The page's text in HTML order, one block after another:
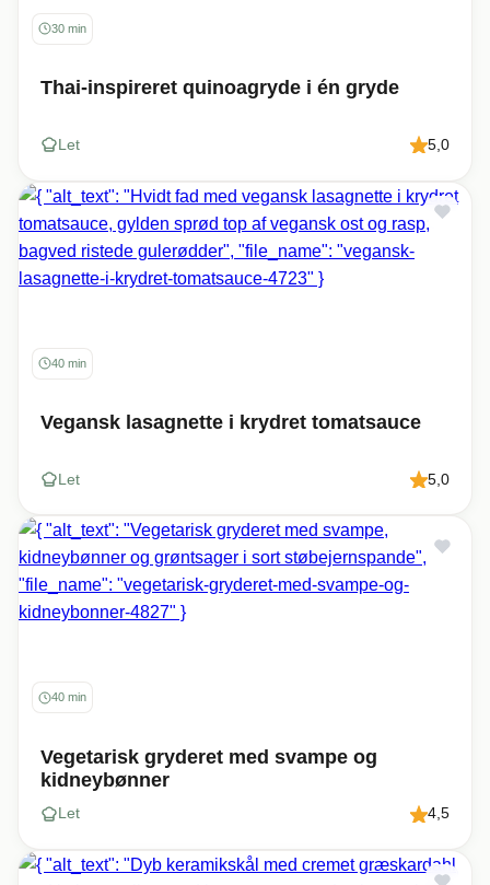
30 min
Thai-inspireret quinoagryde i én gryde
Let 5,0
40 min
Vegansk lasagnette i krydret tomatsauce
Let 5,0
40 min
Vegetarisk gryderet med svampe og
kidneybønner
Let 4,5